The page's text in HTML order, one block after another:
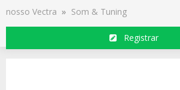
nosso Vectra » Som & Tuning
Registrar